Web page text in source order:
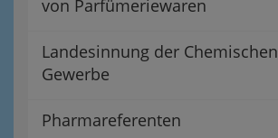
von Parfümeriewaren
Landesinnung der Chemischen
Gewerbe
Pharmareferenten